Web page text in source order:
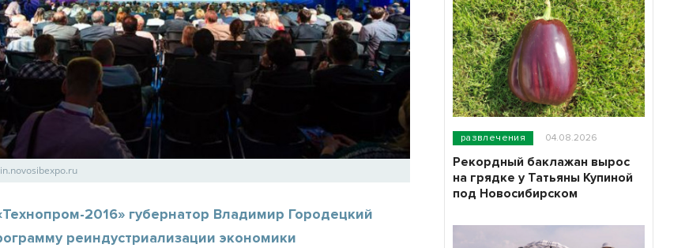
2016» губернатор Владимир Городецкий
реиндустриализации экономики
развлечения 04.08.2026
Рекордный баклажан вырос
на грядке у Татьяны Купиной
под Новосибирском